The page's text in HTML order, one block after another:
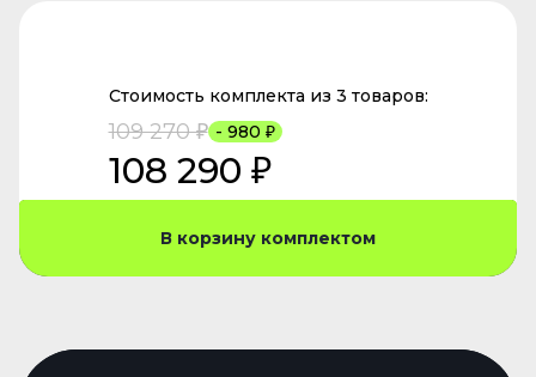
Стоимость комплекта из 3 товаров:
109 270 ₽ - 980 ₽
108 290 ₽
В корзину комплектом